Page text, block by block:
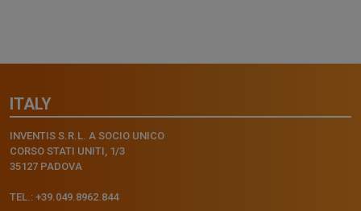
ITALY
INVENTIS S.R.L. A SOCIO UNICO
CORSO STATI UNITI, 1/3
35127 PADOVA
TEL.: +39.049.8962.844